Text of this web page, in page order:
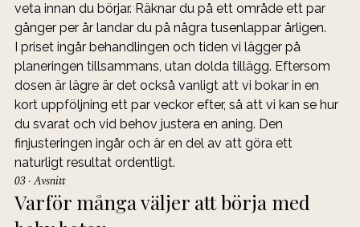
veta innan du börjar. Räknar du på ett område ett par
gånger per år landar du på några tusenlappar årligen.
I priset ingår behandlingen och tiden vi lägger på
planeringen tillsammans, utan dolda tillägg. Eftersom
dosen är lägre är det också vanligt att vi bokar in en
kort uppföljning ett par veckor efter, så att vi kan se hur
du svarat och vid behov justera en aning. Den
finjusteringen ingår och är en del av att göra ett
naturligt resultat ordentligt.
03 · Avsnitt
Varför många väljer att börja med